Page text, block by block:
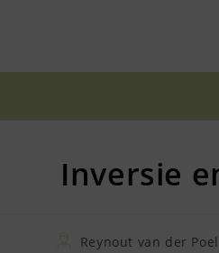
Inversie
BerichtReynout van der Poel